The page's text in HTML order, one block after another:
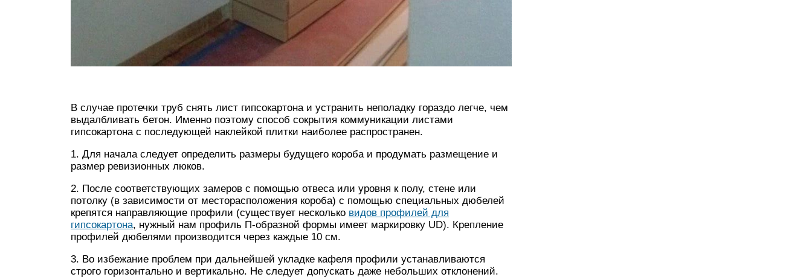
В случае протечки труб снять лист гипсокартона и устранить неполадку гораздо легче, чем
выдалбливать бетон. Именно поэтому способ сокрытия коммуникации листами
гипсокартона с последующей наклейкой плитки наиболее распространен.
1. Для начала следует определить размеры будущего короба и продумать размещение и
размер ревизионных люков.
2. После соответствующих замеров с помощью отвеса или уровня к полу, стене или
потолку (в зависимости от месторасположения короба) с помощью специальных дюбелей
крепятся направляющие профили (существует несколько видов профилей для
гипсокартона, нужный нам профиль П-образной формы имеет маркировку UD). Крепление
профилей дюбелями производится через каждые 10 см.
3. Во избежание проблем при дальнейшей укладке кафеля профили устанавливаются
строго горизонтально и вертикально. Не следует допускать даже небольших отклонений.